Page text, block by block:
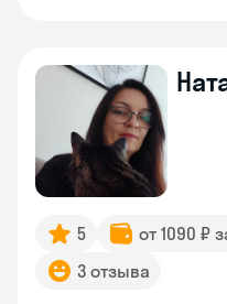
5 от 1090 ₽
3 отзыва